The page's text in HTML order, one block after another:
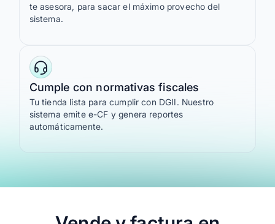
te asesora, para sacar el máximo provecho del
sistema.
Cumple con normativas fiscales
Tu tienda lista para cumplir con DGII. Nuestro
sistema emite e-CF y genera reportes
automáticamente.